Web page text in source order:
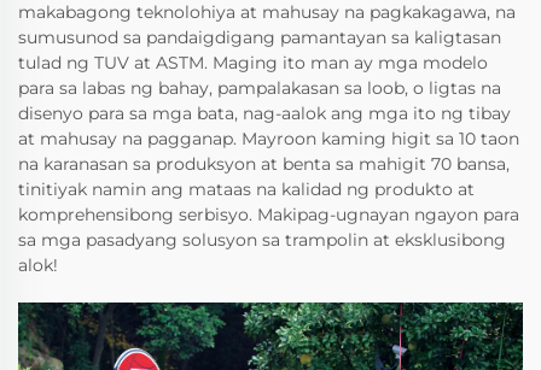
makabagong teknolohiya at mahusay na pagkakagawa, na
sumusunod sa pandaigdigang pamantayan sa kaligtasan
tulad ng TUV at ASTM. Maging ito man ay mga modelo
para sa labas ng bahay, pampalakasan sa loob, o ligtas na
disenyo para sa mga bata, nag-aalok ang mga ito ng tibay
at mahusay na pagganap. Mayroon kaming higit sa 10 taon
na karanasan sa produksyon at benta sa mahigit 70 bansa,
tinitiyak namin ang mataas na kalidad ng produkto at
komprehensibong serbisyo. Makipag-ugnayan ngayon para
sa mga pasadyang solusyon sa trampolin at eksklusibong
alok!